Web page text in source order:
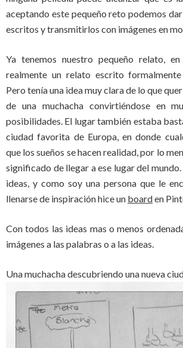
aceptando este pequeño reto podemos
escritos y transmitirlos con imágenes en
Ya tenemos nuestro pequeño relato,
realmente un relato escrito
Pero tenía una idea muy clara de lo que
de una muchacha convirtiéndose en
posibilidades. El lugar también estaba
ciudad favorita de Europa, en donde
que los sueños se hacen realidad, por lo
significado de llegar a ese lugar del
ideas, y como soy una persona que le
llenarse de inspiración hice un boarden
Con todos las ideas mas o menos
imágenes a las palabras o a las ideas.
Una muchacha descubriendo una nueva